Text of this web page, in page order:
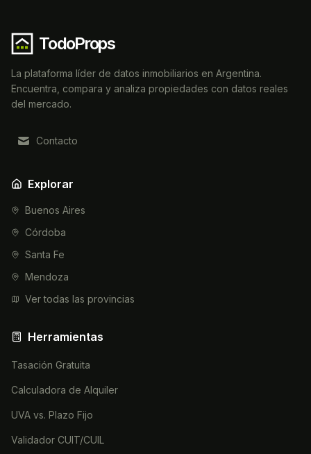
TodoProps
La plataforma líder de datos inmobiliarios en Argentina.
Encuentra, compara y analiza propiedades con datos reales
del mercado.
Contacto
Explorar
Buenos Aires
Córdoba
Santa Fe
Mendoza
Ver todas las provincias
Herramientas
Tasación Gratuita
Calculadora de Alquiler
UVA vs. Plazo Fijo
Validador CUIT/CUIL